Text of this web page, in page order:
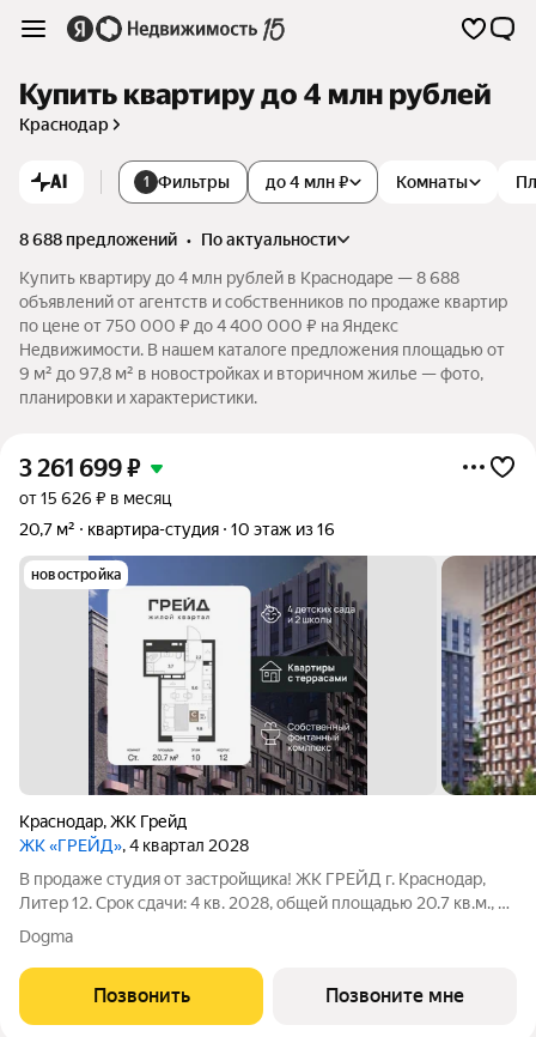
Купить квартиру до 4 млн рублей
Краснодар
AI 1 Фильтры Комнаты
до 4 млн ₽
8 688 предложений •
по актуальности
Купить квартиру до 4 млн рублей в Краснодаре — 8 688
объявлений от агентств и собственников по продаже квартир
по цене от 750 000 ₽ до 4 400 000 ₽ на Яндекс
Недвижимости. В нашем каталоге предложения площадью от
9 м² до 97,8 м² в новостройках и вторичном жилье — фото,
планировки и характеристики.
3 261 699₽
от 15 626 ₽ в месяц
20,7 м²
квартира-студия 10 этаж из 16
новостройка
Краснодар,ЖК Грейд
ЖК «ГРЕЙД», 4 квартал 2028
В продаже студия от застройщика! ЖК ГРЕЙД г. Краснодар,
Литер 12. Срок сдачи: 4 кв. 2028, общей площадью 20.7 кв.м., на
10 этаже. ГРЕЙД от DOGMA: квартал бизнес-класса. Никогда
неоклассика не была представлена в краснодарской
архитектуре с таким
Dogma
Позвонить Позвоните мне